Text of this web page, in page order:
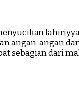
angan-angan
sebagian dari